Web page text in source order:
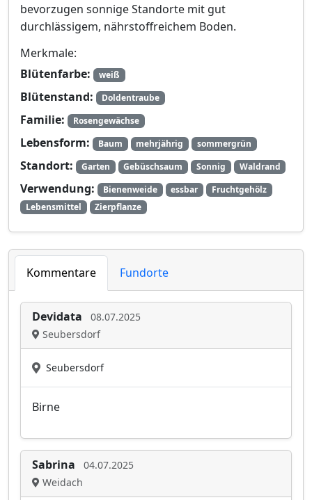
bevorzugen sonnige Standorte mit gut
durchlässigem, nährstoffreichem Boden.
Merkmale:
Blütenfarbe:
weiß
Blütenstand: Doldentraube
Familie: Rosengewächse
Lebensform: Baum mehrjährig sommergrün
Standort: Garten Gebüschsaum Sonnig Waldrand
Verwendung: Bienenweide essbar
Fruchtgehölz
Lebensmittel
Zierpflanze
Kommentare Fundorte
Devidata
08.07.2025
Seubersdorf
Seubersdorf
Birne
Sabrina
04.07.2025
Weidach